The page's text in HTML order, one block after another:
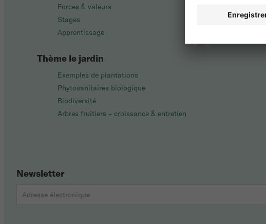
Forces & valeurs
Stages
Apprentissage
Thème le jardin
Exemples de plantations
Phytosanitaires biologique
Biodiversité
Arbres fruitiers – croissance & entretien
Newsletter